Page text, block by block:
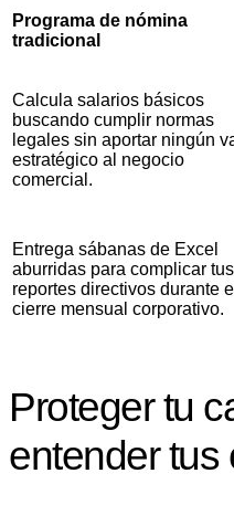
Programa de nómina
tradicional
Calcula salarios básicos
buscando cumplir normas
legales sin aportar ningún
estratégico al negocio
comercial.
Entrega sábanas de Excel
aburridas para complicar tus
reportes directivos durante el
cierre mensual corporativo.
Proteger tu
entender tus